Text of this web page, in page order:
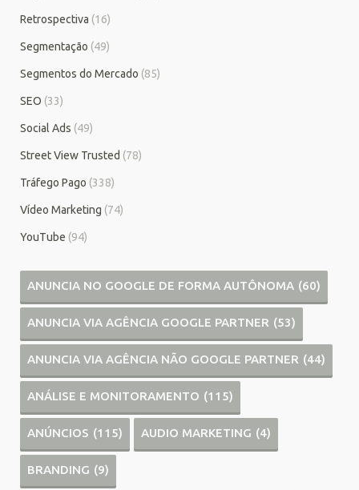
Retrospectiva (16)
Segmentação (49)
Segmentos do Mercado (85)
SEO (33)
Social Ads (49)
Street View Trusted (78)
Tráfego Pago (338)
Vídeo Marketing (74)
YouTube (94)
ANUNCIA NO GOOGLE DE FORMA AUTÔNOMA (60)
ANUNCIA VIA AGÊNCIA GOOGLE PARTNER (53)
ANUNCIA VIA AGÊNCIA NÃO GOOGLE PARTNER (44)
ANÁLISE E MONITORAMENTO (115)
ANÚNCIOS (115) AUDIO MARKETING (4)
BRANDING (9)